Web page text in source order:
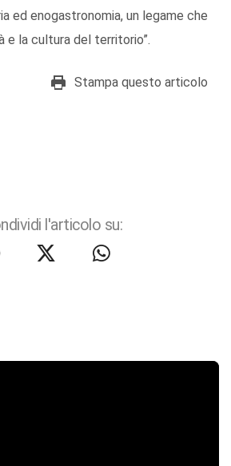
ed enogastronomia, un legame che
e la cultura del territorio”.
Stampa questo articolo
l'articolo su: